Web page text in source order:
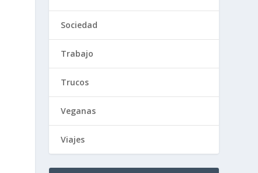
Sociedad
Trabajo
Trucos
Veganas
Viajes